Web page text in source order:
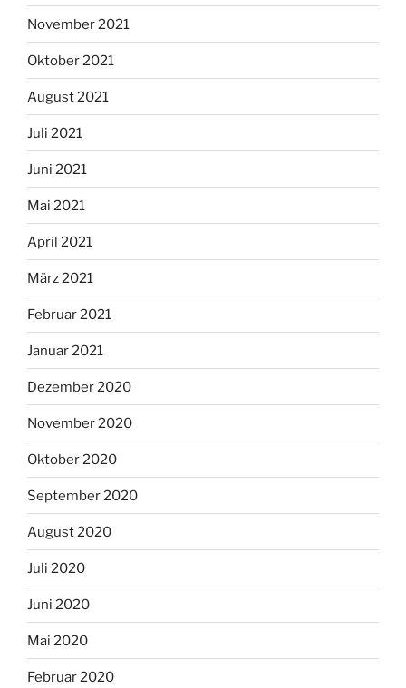
November 2021
Oktober 2021
August 2021
Juli 2021
Juni 2021
Mai 2021
April 2021
März 2021
Februar 2021
Januar 2021
Dezember 2020
November 2020
Oktober 2020
September 2020
August 2020
Juli 2020
Juni 2020
Mai 2020
Februar 2020